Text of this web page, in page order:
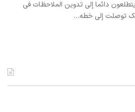
دائما إلى تدوین الملاحظات فی